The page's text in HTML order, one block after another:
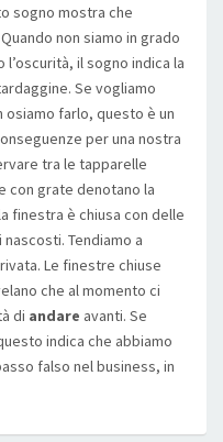
sogno mostra che
non siamo in grado
il sogno indica la
Se vogliamo
osiamo farlo, questo è un
per una nostra
tra le tapparelle
con grate denotano la
finestra è chiusa con delle
Tendiamo a
Le finestre chiuse
che al momento ci
di andare avanti. Se
indica che abbiamo
falso nel business, in